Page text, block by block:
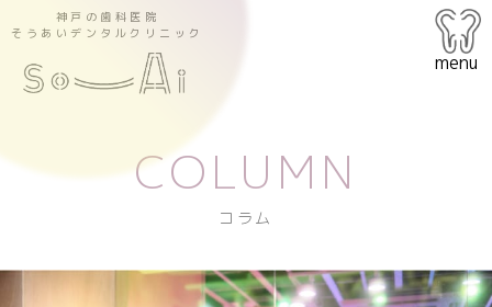
神戸の歯科医院
そうあいデンタルクリニック
menu
COLUMN
コラム